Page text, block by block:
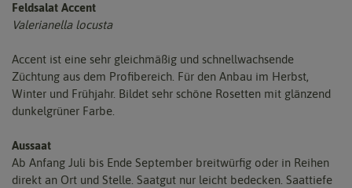
Feldsalat Accent
Valerianella locusta
Accent ist eine sehr gleichmäßig und schnellwachsende
Züchtung aus dem Profibereich. Für den Anbau im Herbst,
Winter und Frühjahr. Bildet sehr schöne Rosetten mit glänzend
dunkelgrüner Farbe.
Aussaat
Ab Anfang Juli bis Ende September breitwürfig oder in Reihen
direkt an Ort und Stelle. Saatgut nur leicht bedecken. Saattiefe